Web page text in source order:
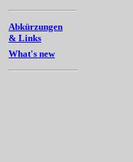
Abkürzungen
& Links
What's new